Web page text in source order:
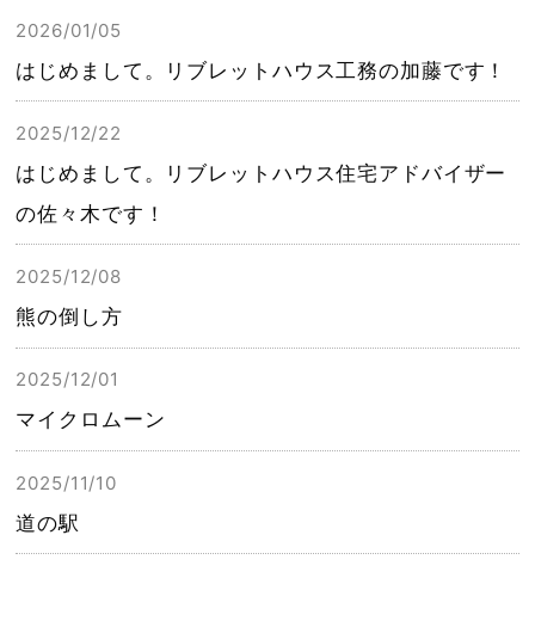
2026/01/05
はじめまして。リブレットハウス工務の加藤です！
2025/12/22
はじめまして。リブレットハウス住宅アドバイザー
の佐々木です！
2025/12/08
熊の倒し方
2025/12/01
マイクロムーン
2025/11/10
道の駅